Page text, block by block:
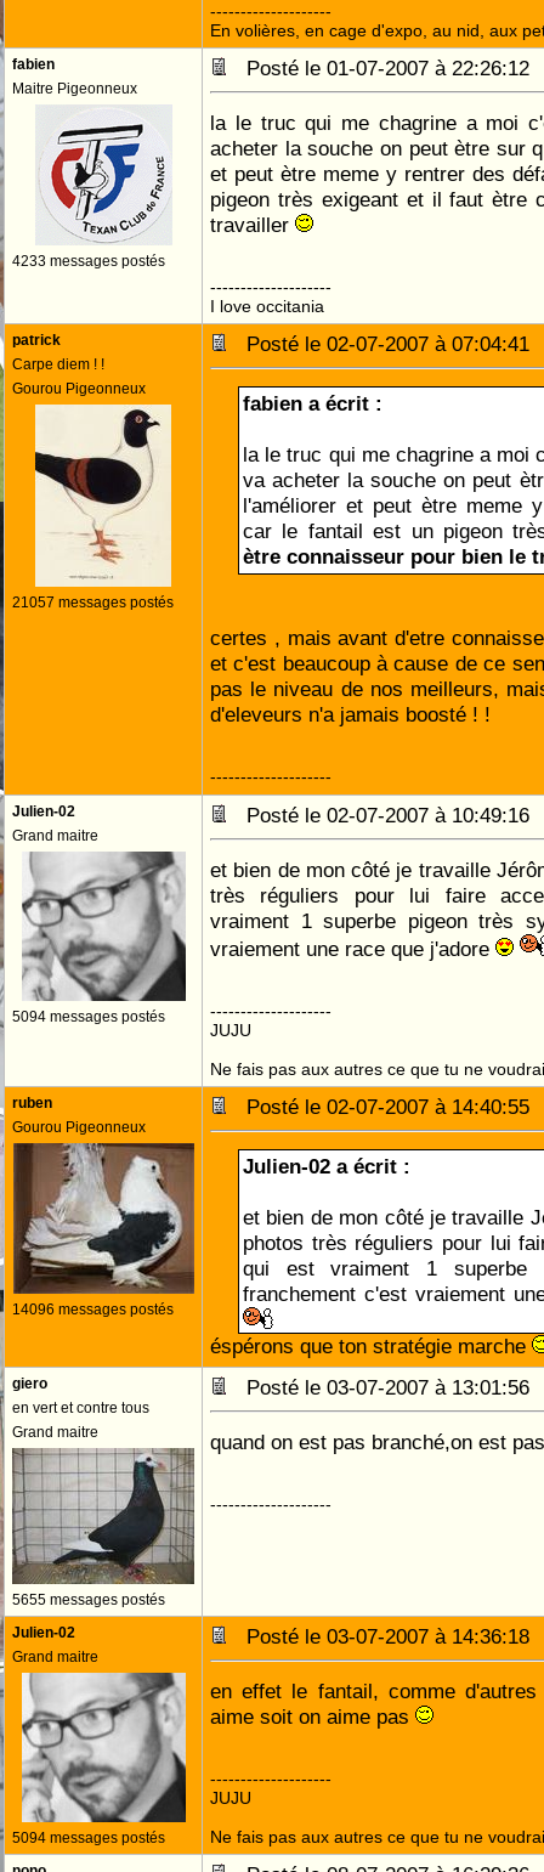
--------------------
En volières, en cage d'expo, au nid, aux
fabien
Maitre Pigeonneux
4233 messages postés
Posté le 01-07-2007 à
la le truc qui me chagrine a moi
acheter la souche on peut ètre sur
et peut ètre meme y rentrer des
pigeon très exigeant et il faut ètre
travailler
--------------------
I love occitania
patrick
Carpe diem ! !
Gourou Pigeonneux
21057 messages postés
Posté le 02-07-2007 à
fabien a écrit :
la le truc qui me chagrine a moi
va acheter la souche on peut
l'améliorer et peut ètre meme
car le fantail est un pigeon
ètre connaisseur pour bien le
certes , mais avant d'etre
et c'est beaucoup à cause de ce
pas le niveau de nos meilleurs,
d'eleveurs n'a jamais boosté ! !
--------------------
Julien-02
Grand maitre
5094 messages postés
Posté le 02-07-2007 à
et bien de mon côté je travaille
très réguliers pour lui faire
vraiment 1 superbe pigeon très
vraiement une race que j'adore
--------------------
JUJU
Ne fais pas aux autres ce que tu ne
ruben
Gourou Pigeonneux
14096 messages postés
Posté le 02-07-2007 à
Julien-02 a écrit :
et bien de mon côté je travaille
photos très réguliers pour lui
qui est vraiment 1 superbe
franchement c'est vraiement
éspérons que ton stratégie marche
giero
en vert et contre tous
Grand maitre
5655 messages postés
Posté le 03-07-2007 à
quand on est pas branché,on est
--------------------
Julien-02
Grand maitre
5094 messages postés
Posté le 03-07-2007 à
en effet le fantail, comme
aime soit on aime pas
--------------------
JUJU
Ne fais pas aux autres ce que tu ne